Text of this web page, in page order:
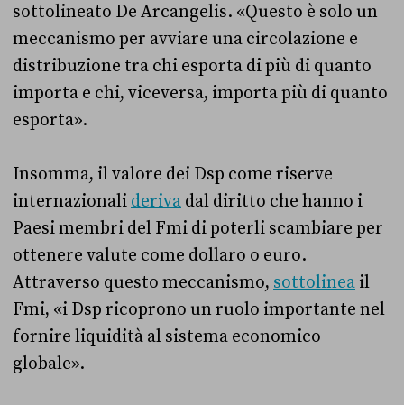
sottolineato De Arcangelis. «Questo è solo un
meccanismo per avviare una circolazione e
distribuzione tra chi esporta di più di quanto
importa e chi, viceversa, importa più di quanto
esporta».
Insomma, il valore dei Dsp come riserve
internazionali deriva dal diritto che hanno i
Paesi membri del Fmi di poterli scambiare per
ottenere valute come dollaro o euro.
Attraverso questo meccanismo, sottolinea il
Fmi, «i Dsp ricoprono un ruolo importante nel
fornire liquidità al sistema economico
globale».